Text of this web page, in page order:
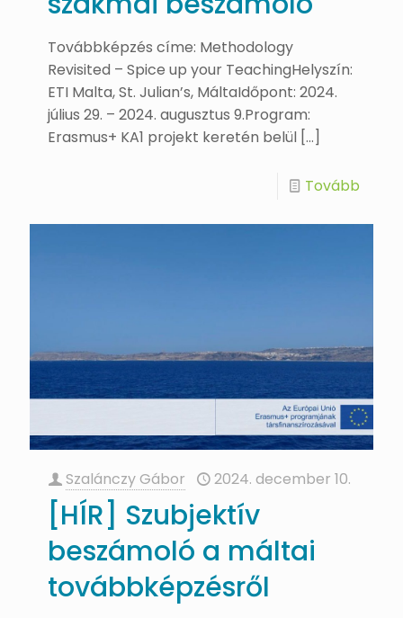
Továbbképzés címe: Methodology
Revisited – Spice up your TeachingHelyszín:
ETI Malta, St. Julian’s, MáltaIdőpont: 2024.
július 29. – 2024. augusztus 9.Program:
Erasmus+ KA1 projekt keretén belül […]
Tovább
Szalánczy Gábor 2024. december 10.
[HÍR] Szubjektív
beszámoló a máltai
továbbképzésről